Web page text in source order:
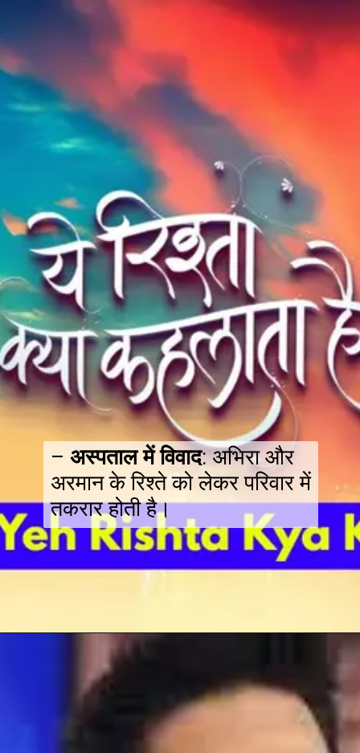
–अस्पताल में विवाद: अभिरा और
अरमान के रिश्ते को लेकर परिवार में
तकरार होती है।